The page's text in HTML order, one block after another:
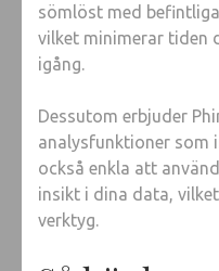
sömlöst med
vilket minimerar tiden
igång.
Dessutom erbjuder
analysfunktioner som
också enkla att
insikt i dina data,
verktyg.